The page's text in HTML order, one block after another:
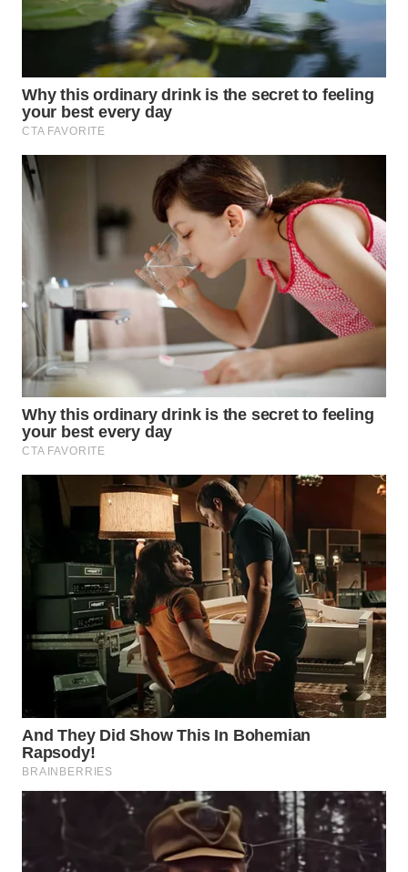
WN
INDRAMAYU
WN
KUNINGAN
MAJALENGKA
WN
SUKABUMI
WN
PURWAKARTA
WN
PRIANGAN
TIMUR
WN
SEMARANG
SOLO
WN
BOROBUDUR
WN
MADURA
WN
SURABAYA
WN
NATUNA